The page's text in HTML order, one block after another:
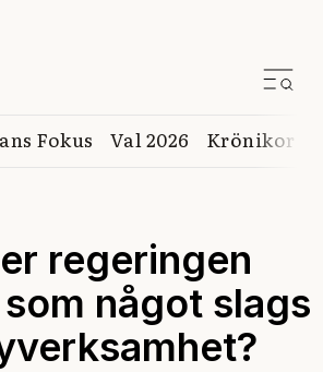
Fokus Val 2026 Krönikor
regeringen
något slags